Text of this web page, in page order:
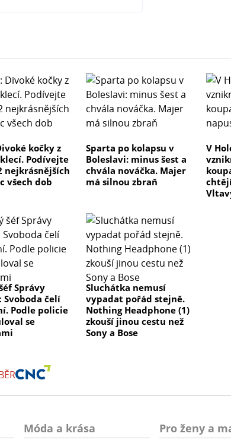
kočky z
Podívejte
nejkrásnějších
všech dob
Sparta po kolapsu v
Boleslavi: minus šest a
chvála nováčka. Majer
má silnou zbraň
V
Správy
Svoboda čelí
Podle policie
se
Sluchátka nemusí
vypadat pořád stejně.
Nothing Headphone (1)
zkouší jinou cestu než
Sony a Bose
Móda a krása Pro ženy a